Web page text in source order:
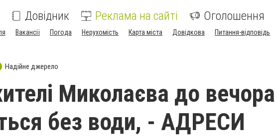
Довідник Реклама на сайті Оголошення
Вакансії Погода Нерухомість Карта міста Довідкова Питання-відповідь
Надійне джерело
Миколаєва до вечора
без води, - АДРЕСИ